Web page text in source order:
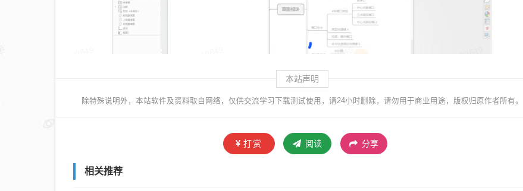
本站声明
除特殊说明外，本站软件及资料取自网络，仅供交流学习下载测试使用，请24小时删除，请勿用于商业用途，版权归原作者所有。
打赏 阅读 分享
相关推荐